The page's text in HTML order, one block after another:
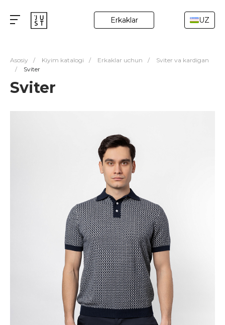
Erkaklar UZ
Asosiy / Kiyim katalogi / Erkaklar uchun /
Sviter va kardigan
/
Sviter
Sviter